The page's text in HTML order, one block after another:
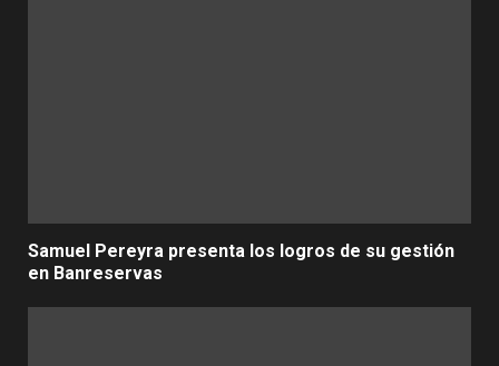
Samuel Pereyra presenta los logros de su gestión
en Banreservas